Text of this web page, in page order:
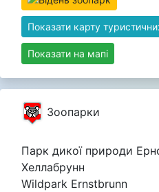
Показати карту
Показати на мапі
Зоопарки
Парк дикої природи
Хеллабрунн
Wildpark Ernstbrunn